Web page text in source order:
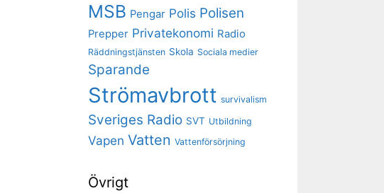
MSB Pengar Polis Polisen
Prepper Privatekonomi Radio
Räddningstjänsten Skola Sociala medier
Sparande
Strömavbrott survivalism
Sveriges Radio SVT Utbildning
Vapen Vatten Vattenförsörjning
Övrigt